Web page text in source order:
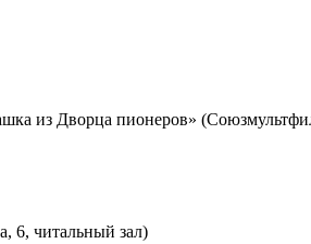
из Дворца пионеров»
6, читальный зал)